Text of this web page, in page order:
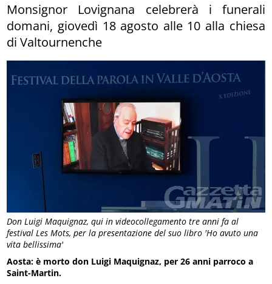
Don Luigi Maquignaz, qui in videocollegamento tre anni fa al
festival Les Mots, per la presentazione del suo libro 'Ho avuto una
vita bellissima'
Monsignor Lovignana celebrerà i funerali
domani, giovedì 18 agosto alle 10 alla chiesa
di Valtournenche
Aosta: è morto don Luigi Maquignaz, per 26 anni parroco a
Saint-Martin.